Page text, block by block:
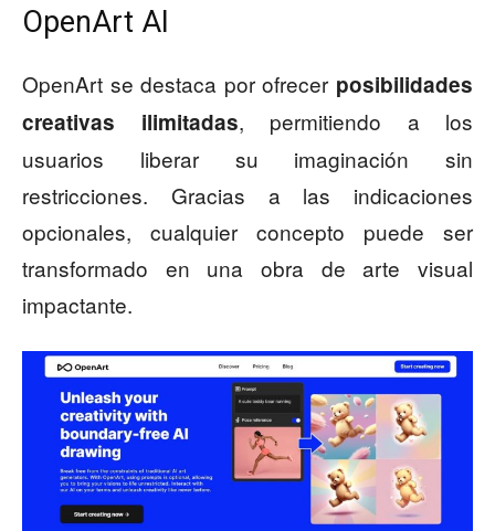
OpenArt AI
OpenArt se destaca por ofrecer posibilidades
creativas ilimitadas, permitiendo a los
usuarios liberar su imaginación sin
restricciones. Gracias a las indicaciones
opcionales, cualquier concepto puede ser
transformado en una obra de arte visual
impactante.